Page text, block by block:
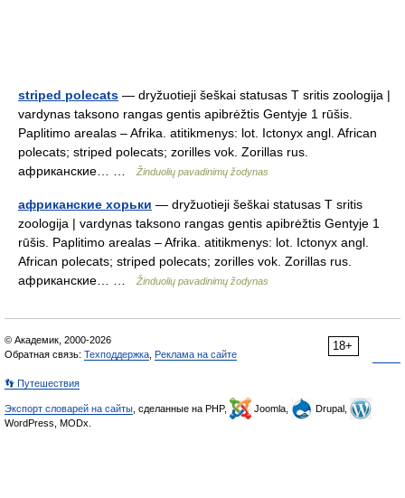
striped polecats — dryžuotieji šeškai statusas T sritis zoologija |
vardynas taksono rangas gentis apibrėžtis Gentyje 1 rūšis.
Paplitimo arealas – Afrika. atitikmenys: lot. Ictonyx angl. African
polecats; striped polecats; zorilles vok. Zorillas rus.
африканские… …
Žinduolių pavadinimų žodynas
африканские хорьки — dryžuotieji šeškai statusas T sritis
zoologija | vardynas taksono rangas gentis apibrėžtis Gentyje 1
rūšis. Paplitimo arealas – Afrika. atitikmenys: lot. Ictonyx angl.
African polecats; striped polecats; zorilles vok. Zorillas rus.
африканские… …
Žinduolių pavadinimų žodynas
18+
© Академик, 2000-2026
Обратная связь: Техподдержка Реклама на сайте
👣 Путешествия
Экспорт словарей на сайты , сделанные на PHP, Joomla,
Drupal,
WordPress, MODx.